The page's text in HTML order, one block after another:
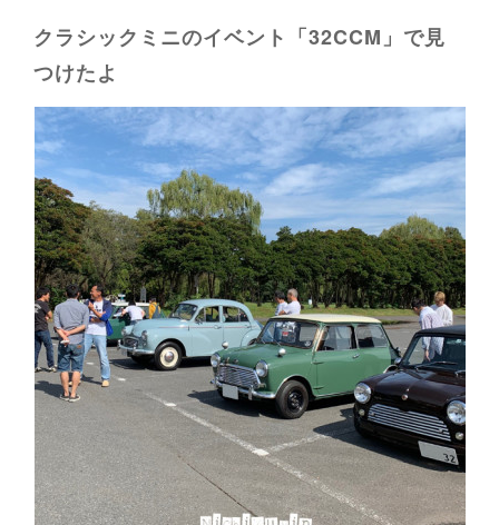
クラシックミニのイベント「32CCM」で見
つけたよ